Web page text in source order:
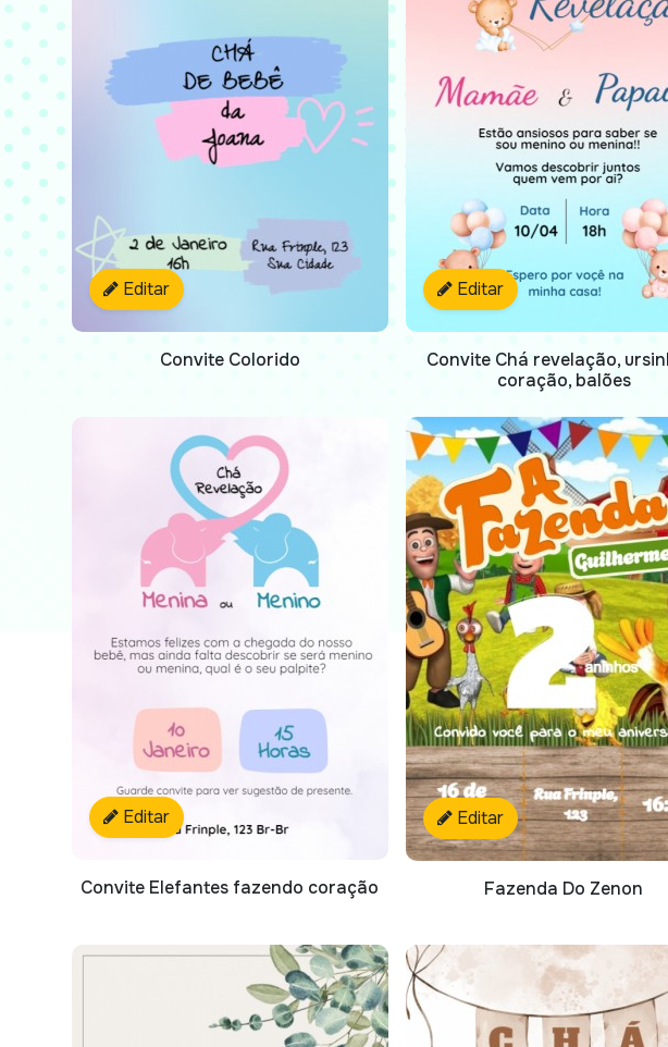
Editar
Convite Colorido
Editar
Convite Chá revelação,
coração, balões
Editar
Convite Elefantes fazendo coração
Editar
Fazenda Do Zenon